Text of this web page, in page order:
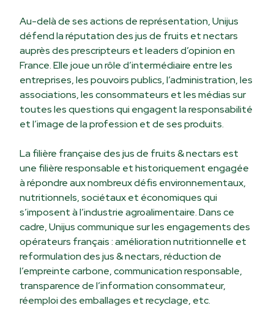
Au-delà de ses actions de représentation, Unijus
défend la réputation des jus de fruits et nectars
auprès des prescripteurs et leaders d’opinion en
France. Elle joue un rôle d’intermédiaire entre les
entreprises, les pouvoirs publics, l’administration, les
associations, les consommateurs et les médias sur
toutes les questions qui engagent la responsabilité
et l’image de la profession et de ses produits.
La filière française des jus de fruits & nectars est
une filière responsable et historiquement engagée
à répondre aux nombreux défis environnementaux,
nutritionnels, sociétaux et économiques qui
s’imposent à l’industrie agroalimentaire. Dans ce
cadre, Unijus communique sur les engagements des
opérateurs français : amélioration nutritionnelle et
reformulation des jus & nectars, réduction de
l’empreinte carbone, communication responsable,
transparence de l’information consommateur,
réemploi des emballages et recyclage, etc.